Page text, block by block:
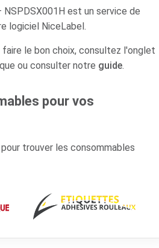
est un service de
logiciel NiceLabel.
faire le bon choix, consultez l'onglet
ou consulter notre guide.
pour vos
trouver les consommables